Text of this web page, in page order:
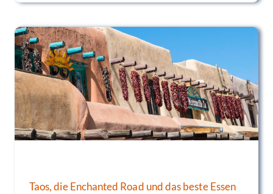
Taos, die Enchanted Road und das beste Essen